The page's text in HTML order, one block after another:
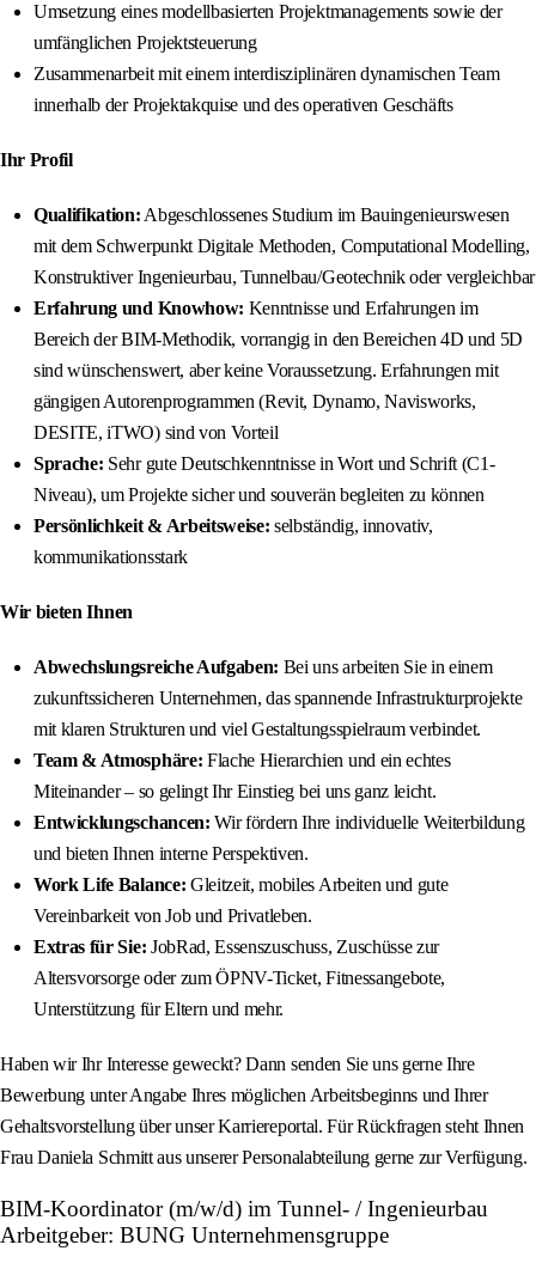
Umsetzung eines modellbasierten Projektmanagements sowie der
umfänglichen Projektsteuerung
Zusammenarbeit mit einem interdisziplinären dynamischen Team
innerhalb der Projektakquise und des operativen Geschäfts
Ihr Profil
Qualifikation: Abgeschlossenes Studium im Bauingenieurswesen
mit dem Schwerpunkt Digitale Methoden, Computational Modelling,
Konstruktiver Ingenieurbau, Tunnelbau/Geotechnik oder vergleichbar
Erfahrung und Knowhow: Kenntnisse und Erfahrungen im
Bereich der BIM-Methodik, vorrangig in den Bereichen 4D und 5D
sind wünschenswert, aber keine Voraussetzung. Erfahrungen mit
gängigen Autorenprogrammen (Revit, Dynamo, Navisworks,
DESITE, iTWO) sind von Vorteil
Sprache: Sehr gute Deutschkenntnisse in Wort und Schrift (C1-
Niveau), um Projekte sicher und souverän begleiten zu können
Persönlichkeit & Arbeitsweise: selbständig, innovativ,
kommunikationsstark
Wir bieten Ihnen
Abwechslungsreiche Aufgaben: Bei uns arbeiten Sie in einem
zukunftssicheren Unternehmen, das spannende Infrastrukturprojekte
mit klaren Strukturen und viel Gestaltungsspielraum verbindet.
Team & Atmosphäre: Flache Hierarchien und ein echtes
Miteinander – so gelingt Ihr Einstieg bei uns ganz leicht.
Entwicklungschancen: Wir fördern Ihre individuelle Weiterbildung
und bieten Ihnen interne Perspektiven.
Work Life Balance: Gleitzeit, mobiles Arbeiten und gute
Vereinbarkeit von Job und Privatleben.
Extras für Sie: JobRad, Essenszuschuss, Zuschüsse zur
Altersvorsorge oder zum ÖPNV-Ticket, Fitnessangebote,
Unterstützung für Eltern und mehr.
Haben wir Ihr Interesse geweckt? Dann senden Sie uns gerne Ihre
Bewerbung unter Angabe Ihres möglichen Arbeitsbeginns und Ihrer
Gehaltsvorstellung über unser Karriereportal. Für Rückfragen steht Ihnen
Frau Daniela Schmitt aus unserer Personalabteilung gerne zur Verfügung.
BIM-Koordinator (m/w/d) im Tunnel- / Ingenieurbau
Arbeitgeber: BUNG Unternehmensgruppe